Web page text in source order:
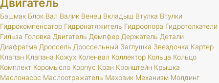
Двигатель
Башмак Блок Вал Валик Венец Вкладыш Втулка Втулки
Гидрокомпенсатор Гидронатяжитель Гидроопора Гидротолкатели
Гильза Головка Двигатель Демпфер Держатель Детали
Диафрагма Дроссель Дроссельный Заглушка Звездочка Картер
Клапан Клапана Кожух Коленвал Коллектор Кольца Кольцо
Комплект Коромысло Корпус Кран Кронштейн Крышка
Маслонасос Маслоотражатель Маховик Механизм Молдинг